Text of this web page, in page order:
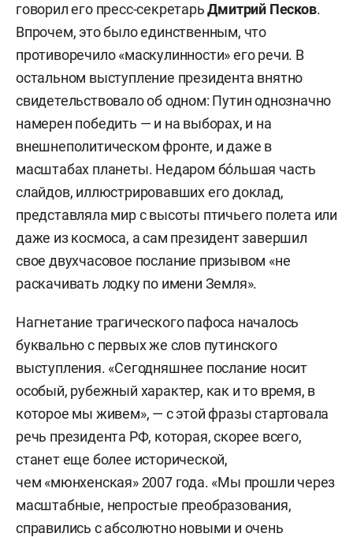
говорил его пресс-секретарьДмитрий Песков.
Впрочем, это было единственным, что
противоречило «маскулинности» его речи. В
остальном выступление президента внятно
свидетельствовало об одном: Путин однозначно
намерен победить — и на выборах, и на
внешнеполитическом фронте, и даже в
масштабах планеты. Недаром бóльшая часть
слайдов, иллюстрировавших его доклад,
представляла мир с высоты птичьего полета или
даже из космоса, а сам президент завершил
свое двухчасовое послание призывом «не
раскачивать лодку по имени Земля».
Нагнетание трагического пафоса началось
буквально с первых же слов путинского
выступления. «Сегодняшнее послание носит
особый, рубежный характер, как и то время, в
которое мы живем», — с этой фразы стартовала
речь президента РФ, которая, скорее всего,
станет еще более исторической,
чем «мюнхенская» 2007 года. «Мы прошли через
масштабные, непростые преобразования,
справились с абсолютно новыми и очень